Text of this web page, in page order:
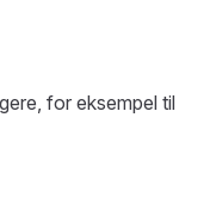
for eksempel til